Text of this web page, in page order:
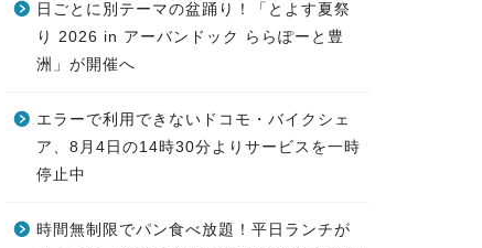
日ごとに別テーマの盆踊り！「とよす夏祭
り 2026 in アーバンドック ららぽーと豊
洲」が開催へ
エラーで利用できないドコモ・バイクシェ
ア、8月4日の14時30分よりサービスを一時
停止中
時間無制限でパン食べ放題！平日ランチが